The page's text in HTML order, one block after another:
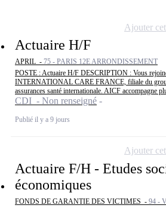
Actuaire H/F
APRIL - 75 - PARIS 12E ARRONDISSEMENT
POSTE : Actuaire H/F DESCRIPTION : Vous
INTERNATIONAL CARE FRANCE, filiale du
assurances santé internationale. AICF accompagne
CDI - Non renseigné
Publié il y a 9 jours
Ajouter
Actuaire F/H - Etudes
économiques
FONDS DE GARANTIE DES VICTIMES - 94 -
Ajouter